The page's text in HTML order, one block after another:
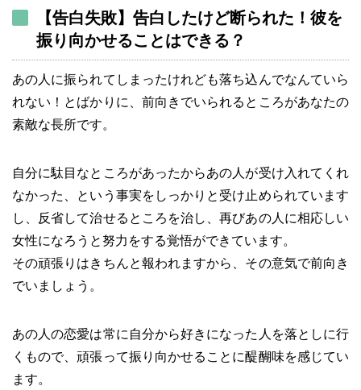
【告白失敗】告白したけど断られた！彼を
振り向かせることはできる？
あの人に振られてしまったけれども落ち込んでなんていら
れない！とばかりに、前向きでいられるところがあなたの
素敵な長所です。
自分に駄目なところがあったからあの人が受け入れてくれ
なかった、という事実をしっかりと受け止められています
し、反省して治せるところを治し、再びあの人に相応しい
女性になろうと努力をする覚悟ができています。
その頑張りはきちんと報われますから、その意気で前向き
でいましょう。
あの人の恋愛は常に自分から好きになった人を落としに行
くもので、頑張って振り向かせることに醍醐味を感じてい
ます。